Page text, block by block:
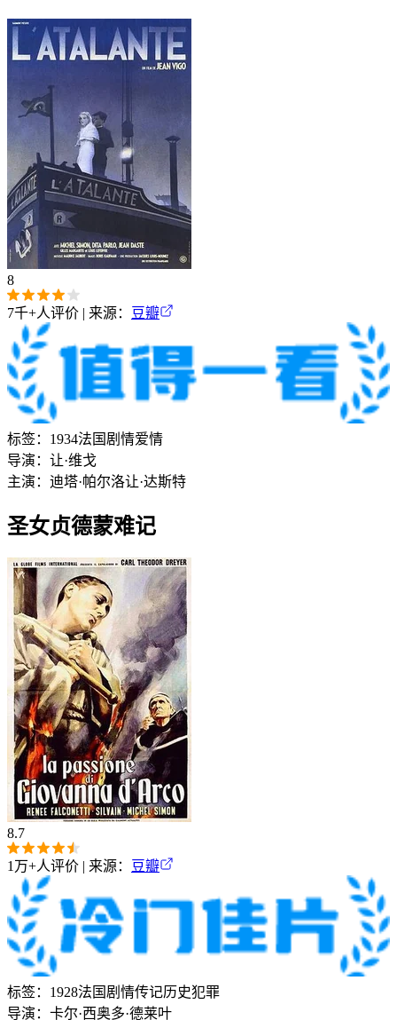
8
7千+人评价 | 来源： 豆瓣
标签： 1934法国 剧情爱情
导演： 让·维戈
主演： 迪塔·帕尔洛让·达斯特
圣女贞德蒙难记
8.7
1万+人评价 | 来源： 豆瓣
标签： 1928法国 剧情传记历史犯罪
导演： 卡尔·西奥多·德莱叶